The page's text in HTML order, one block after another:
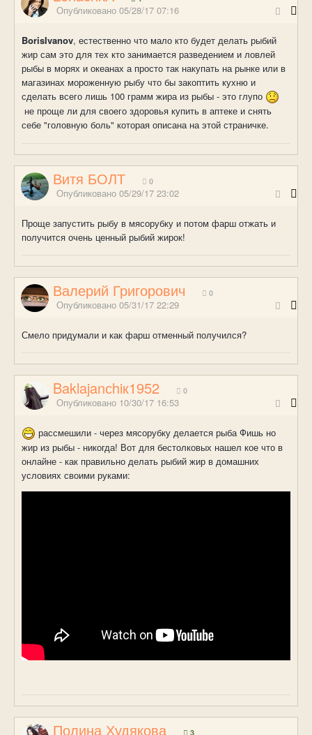
Опубликовано 05/28/17 07:16
BorisIvanov, естественно что мало кто будет делать рыбий
жир сам это для тех кто занимается разведением и ловлей
рыбы в морях и океанах а просто так накупать на рынке или в
магазинах мороженную рыбу что бы закоптить кухню и
сделать всего лишь 100 грамм жира из рыбы - это глупо
не проще ли для своего здоровья купить в аптеке и снять
себе "головную боль" которая описана на этой страничке.
Витя БОЛТ 0
Опубликовано 05/29/17 23:02
Проще запустить рыбу в мясорубку и потом фарш отжать и
получится очень ценный рыбий жирок!
Валерий Григорович 0
Опубликовано 05/31/17 22:29
Смело придумали и как фарш отменный получился?
Baklajanсhiк1952 0
Опубликовано 10/30/17 16:53
рассмешили - через мясорубку делается рыба Фишь но
жир из рыбы - никогда! Вот для бестолковых нашел кое что в
онлайне - как правильно делать рыбий жир в домашних
условиях своими руками:
Полина Худякова 3